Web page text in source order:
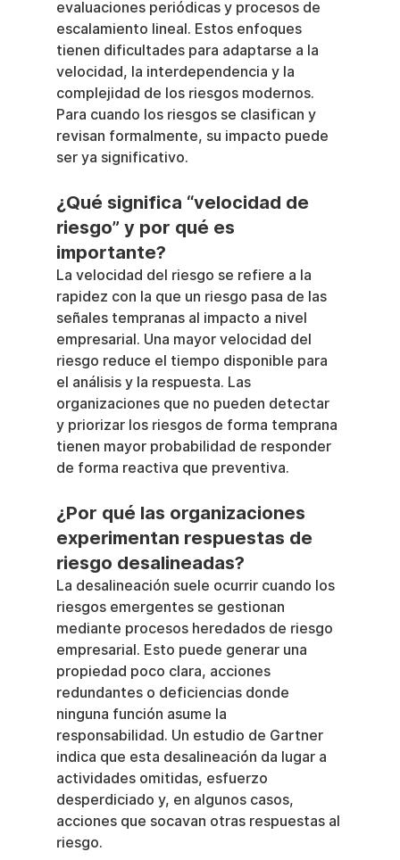
evaluaciones periódicas y procesos de
escalamiento lineal. Estos enfoques
tienen dificultades para adaptarse a la
velocidad, la interdependencia y la
complejidad de los riesgos modernos.
Para cuando los riesgos se clasifican y
revisan formalmente, su impacto puede
ser ya significativo.
¿Qué significa “velocidad de
riesgo” y por qué es
importante?
La velocidad del riesgo se refiere a la
rapidez con la que un riesgo pasa de las
señales tempranas al impacto a nivel
empresarial. Una mayor velocidad del
riesgo reduce el tiempo disponible para
el análisis y la respuesta. Las
organizaciones que no pueden detectar
y priorizar los riesgos de forma temprana
tienen mayor probabilidad de responder
de forma reactiva que preventiva.
¿Por qué las organizaciones
experimentan respuestas de
riesgo desalineadas?
La desalineación suele ocurrir cuando los
riesgos emergentes se gestionan
mediante procesos heredados de riesgo
empresarial. Esto puede generar una
propiedad poco clara, acciones
redundantes o deficiencias donde
ninguna función asume la
responsabilidad. Un estudio de Gartner
indica que esta desalineación da lugar a
actividades omitidas, esfuerzo
desperdiciado y, en algunos casos,
acciones que socavan otras respuestas al
riesgo.